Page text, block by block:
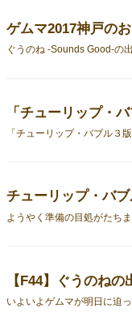
ゲムマ2017神戸の
「チューリップ・
チューリップ・バ
【F44】ぐうのねの